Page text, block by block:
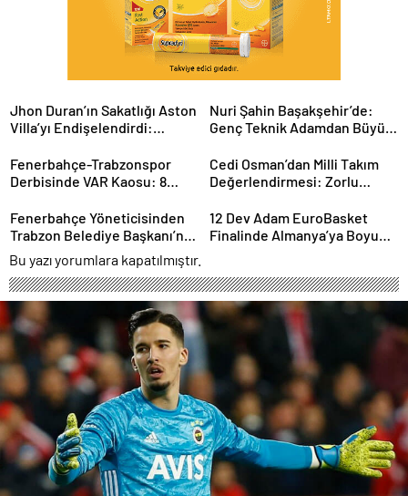
Jhon Duran’ın Sakatlığı Aston
Villa’yı Endişelendirdi:
Nuri Şahin Başakşehir’de:
Genç Teknik Adamdan Büyük
Fenerbahçe-Trabzonspor
Derbisinde VAR Kaosu: 8
Cedi Osman’dan Milli Takım
Değerlendirmesi: Zorlu
Hedefler
Fenerbahçe Yöneticisinden
Trabzon Belediye Başkanı’na
Sert Sözler: Gerginlik
Tırmanıyor
12 Dev Adam EuroBasket
Finalinde Almanya’ya Boyun
Bu yazı yorumlara kapatılmıştır.